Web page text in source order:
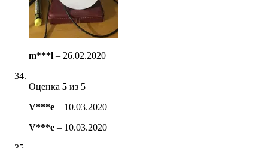
m***l – 26.02.2020
Оценка 5 из 5
V***e – 10.03.2020
V***e – 10.03.2020